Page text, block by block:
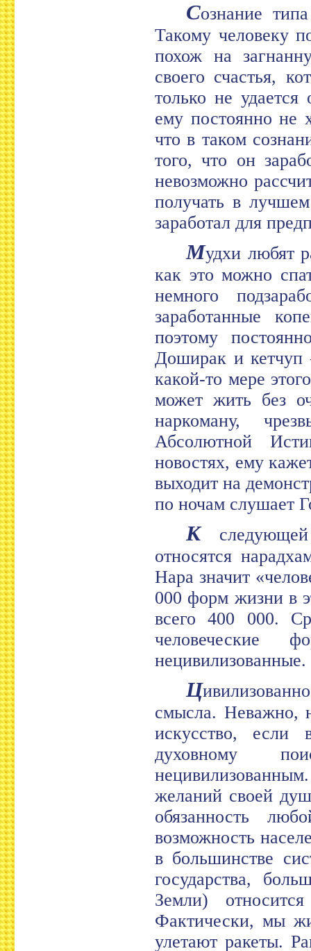
Сознание
Такому человеку
похож на
своего счастья,
только не
ему постоянно не
что в таком
того, что он
невозможно
получать в
заработал для
Мудхи любят
как это можно
немного
заработанные
поэтому
Доширак и кетчуп
какой-то мере
может жить без
наркоману,
Абсолютной
новостях, ему
выходит на
по ночам слушает
Кследующей
относятся
Нара значит
000 форм жизни в
всего 400 000.
человеческие
нецивилизованные.
Ц
смысла. Неважно,
искусство,
духовному
желаний своей
обязанность
возможность
в большинстве
государства,
Земли)
Фактически, мы
улетают ракеты.